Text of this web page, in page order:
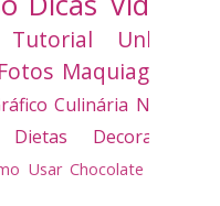
Tutorial
Unhas
Fotos Maquiagem
Culinária Natal
Dietas
Decoradas
Usar Chocolate